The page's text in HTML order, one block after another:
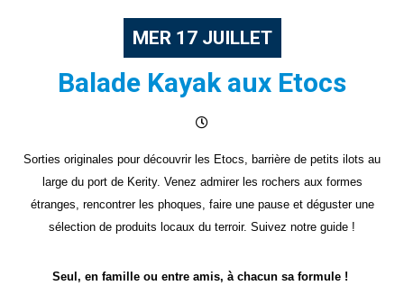
MER 17 JUILLET
Balade Kayak aux Etocs
Sorties originales pour découvrir les Etocs, barrière de petits ilots au
large du port de Kerity. Venez admirer les rochers aux formes
étranges, rencontrer les phoques, faire une pause et déguster une
sélection de produits locaux du terroir. Suivez notre guide !
Seul, en famille ou entre amis, à chacun sa formule !